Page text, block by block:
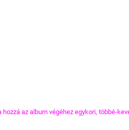
az album végéhez egykori, többé-